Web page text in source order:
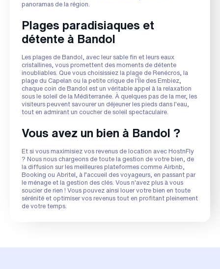
panoramas de la région.
Plages paradisiaques et
détente à Bandol
Les plages de Bandol, avec leur sable fin et leurs eaux
cristallines, vous promettent des moments de détente
inoubliables. Que vous choisissiez la plage de Renécros, la
plage du Capelan ou la petite crique de l'Île des Embiez,
chaque coin de Bandol est un véritable appel à la relaxation
sous le soleil de la Méditerranée. À quelques pas de la mer, les
visiteurs peuvent savourer un déjeuner les pieds dans l'eau,
tout en admirant un coucher de soleil spectaculaire.
Vous avez un bien à Bandol ?
Et si vous maximisiez vos revenus de location avec HostnFly
? Nous nous chargeons de toute la gestion de votre bien, de
la diffusion sur les meilleures plateformes comme Airbnb,
Booking ou Abritel, à l’accueil des voyageurs, en passant par
le ménage et la gestion des clés. Vous n'avez plus à vous
soucier de rien ! Vous pouvez ainsi louer votre bien en toute
sérénité et optimiser vos revenus tout en profitant pleinement
de votre temps.